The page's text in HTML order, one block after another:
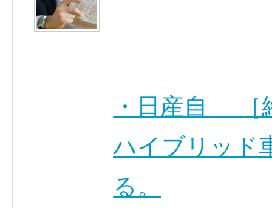
・日産自 ［
ハイブリッド
る。